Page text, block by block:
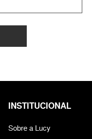
INSTITUCIONAL
Sobre a Lucy